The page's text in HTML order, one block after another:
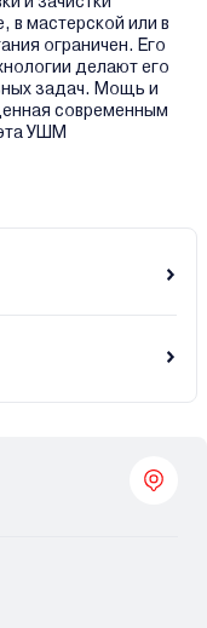
в мастерской или в
ограничен. Его
делают его
задач. Мощь и
современным
УШМ